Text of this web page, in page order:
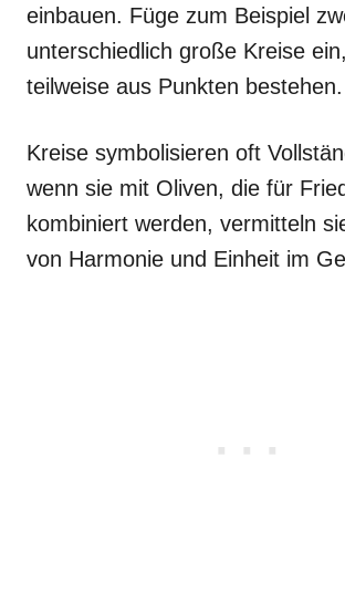
einbauen. Füge zum Beispiel
unterschiedlich große Kreise
teilweise aus Punkten bestehen.
Kreise symbolisieren oft
wenn sie mit Oliven, die für
kombiniert werden, vermitteln
von Harmonie und Einheit im